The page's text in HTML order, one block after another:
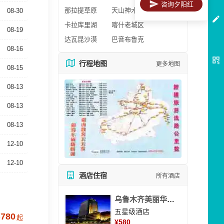
08-30
08-19
08-16
08-15
08-13
08-13
08-13
12-10
12-10
起
那拉提草原
天山神木园
卡拉库里湖
喀什老城区
达瓦昆沙漠
巴音布鲁克
行程地图 更多地图
酒店住宿 所有酒店
乌鲁木齐美丽华大酒
五星级酒店
¥580
咨询夕阳红